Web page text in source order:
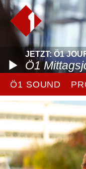
JETZT: Ö1
Ö1
Ö1 SOUND